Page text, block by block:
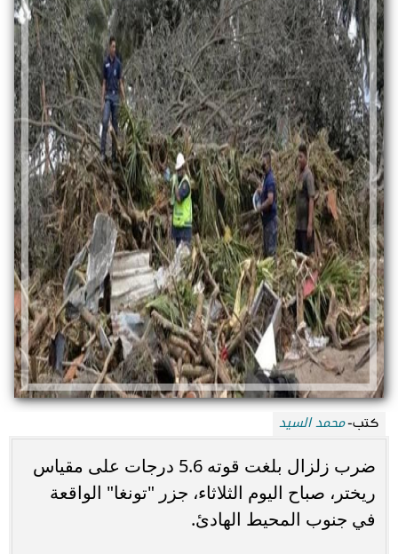
كتب-محمد السيد
ضرب زلزال بلغت قوته 5.6 درجات على مقياس
ريختر، صباح اليوم الثلاثاء، جزر "تونغا" الواقعة
في جنوب المحيط الهادئ.